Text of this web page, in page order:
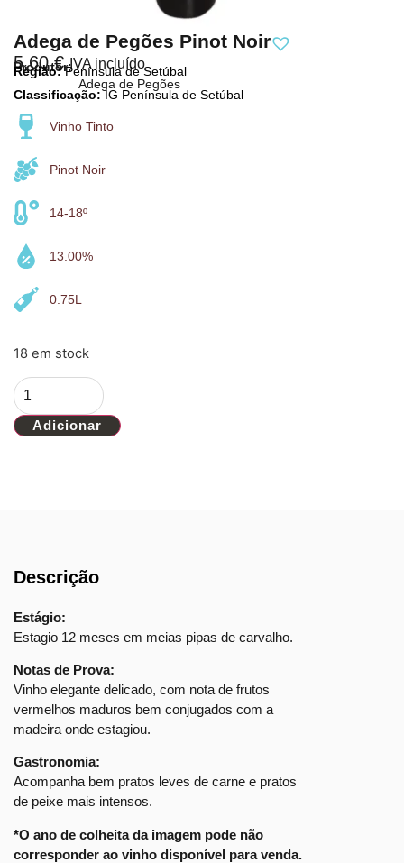
Adega de Pegões Pinot Noir
5,60€ IVA incluído
Adega de Pegões
Produtor:
Região:Península de Setúbal
Classificação:IG Península de Setúbal
Vinho Tinto
Pinot Noir
14-18º
13.00%
0.75L
18 em stock
Adicionar
Descrição
Estágio:
Estagio 12 meses em meias pipas de carvalho.
Notas de Prova:
Vinho elegante delicado, com nota de frutos
vermelhos maduros bem conjugados com a
madeira onde estagiou.
Gastronomia:
Acompanha bem pratos leves de carne e pratos
de peixe mais intensos.
*O ano de colheita da imagem pode não
corresponder ao vinho disponível para venda.